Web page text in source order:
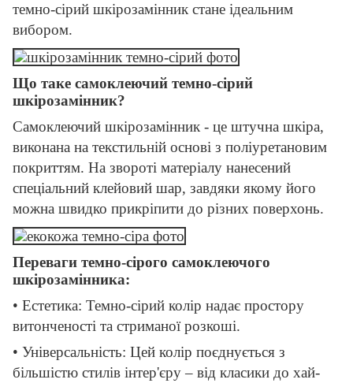
темно-сірий шкірозамінник стане ідеальним
вибором.
Що таке самоклеючий темно-сірий
шкірозамінник?
Самоклеючий шкірозамінник - це штучна шкіра,
виконана на текстильній основі з поліуретановим
покриттям. На звороті матеріалу нанесений
спеціальний клейовий шар, завдяки якому його
можна швидко прикріпити до різних поверхонь.
Переваги темно-сірого самоклеючого
шкірозамінника:
• Естетика: Темно-сірий колір надає простору
витонченості та стриманої розкоші.
• Універсальність: Цей колір поєднується з
більшістю стилів інтер'єру – від класики до хай-